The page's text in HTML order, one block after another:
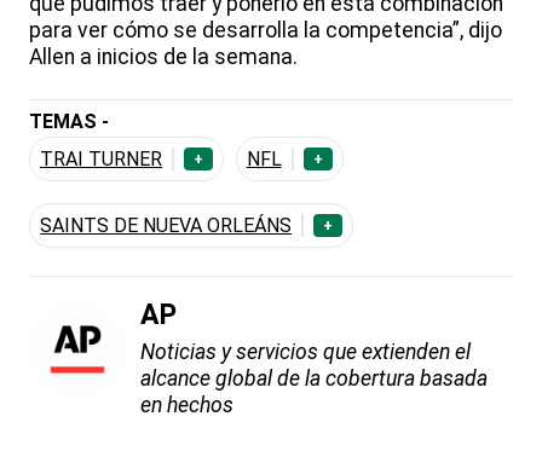
para ver cómo se desarrolla la competencia”, dijo
Allen a inicios de la semana.
TEMAS -
TRAI TURNER
+ NFL +
SAINTS DE NUEVA ORLEÁNS +
AP
Noticias y servicios que extienden el
alcance global de la cobertura basada
en hechos